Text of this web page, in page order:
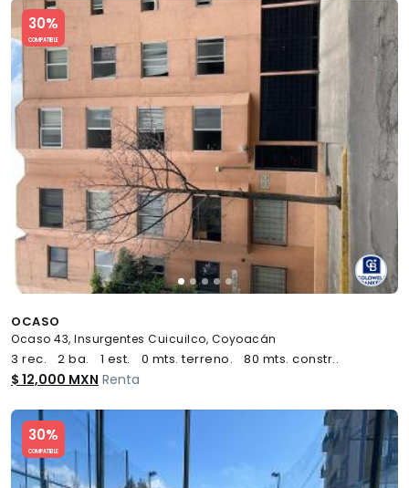
30%
COMPATIBLE
Slide 1 of 5
OCASO
Ocaso 43, Insurgentes Cuicuilco, Coyoacán
3 rec. 2 ba. 1 est. 0 mts. terreno. 80 mts. constr..
$ 12,000 MXN Renta
30%
COMPATIBLE
Slide 1 of 5